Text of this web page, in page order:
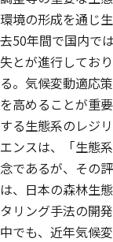
環境の形成を通じ
去50年間で国内で
失とが進行してお
る。気候変動適応
を高めることが重
する生態系のレジ
エンスは、「生態
念であるが、その
は、日本の森林生
タリング手法の開
中でも、近年気候